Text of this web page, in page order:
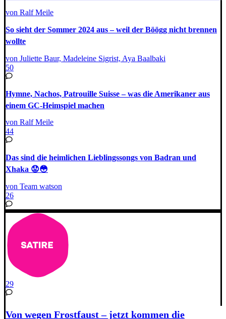
von Ralf Meile
So sieht der Sommer 2024 aus – weil der Böögg nicht brennen
wollte
von Juliette Baur, Madeleine Sigrist, Aya Baalbaki
50
Hymne, Nachos, Patrouille Suisse – was die Amerikaner aus
einem GC-Heimspiel machen
von Ralf Meile
44
Das sind die heimlichen Lieblingssongs von Badran und
Xhaka 😟😳
von Team watson
26
29
Von wegen Frostfaust – jetzt kommen die